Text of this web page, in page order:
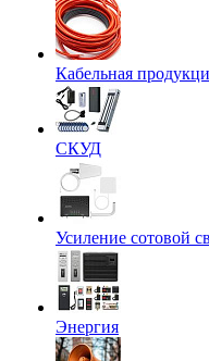
Кабельная
СКУД
Усиление сотовой
Энергия